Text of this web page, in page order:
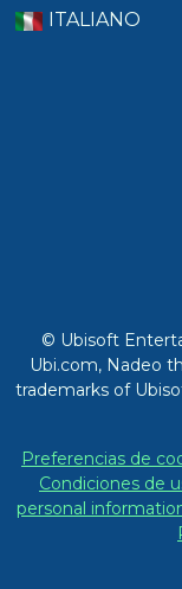
ITALIANO
© Ubisoft
Ubi.com, Nadeo
trademarks of
Preferencias de
Condiciones de
personal